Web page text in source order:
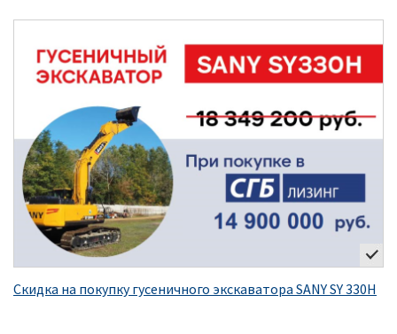
Скидка на покупку гусеничного экскаватора SANY SY 330H